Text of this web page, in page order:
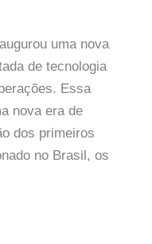
uma nova
de tecnologia
Essa
nova era de
dos primeiros
no Brasil, os